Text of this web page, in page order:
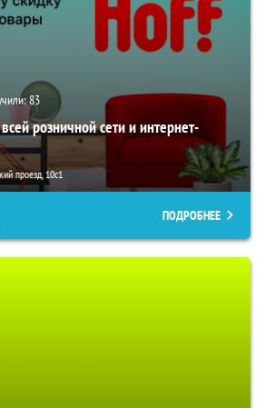
83
розничной сети и интернет-
проезд, 10с1
ПОДРОБНЕЕ